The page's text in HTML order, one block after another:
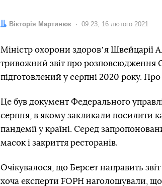
Автор:
Вікторія Мартинюк Дата:
09:23, 16 лютого 2021
Міністр охорони здоровʼя Швейцарії
тривожний звіт про розповсюдження
підготовлений у серпні 2020 року.
Це був документ Федерального
серпня, в якому закликали посилити
пандемії у країні. Серед
масок і закриття ресторанів.
Очікувалося, що Берсет направить
хоча експерти FOPH наголошували,